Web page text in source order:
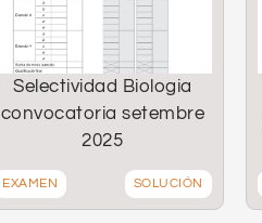
Selectividad Biologia
convocatoria setembre
2025
EXAMEN SOLUCIÓN